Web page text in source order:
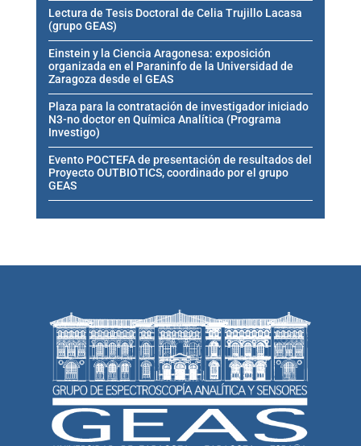
Lectura de Tesis Doctoral de Celia Trujillo Lacasa
(grupo GEAS)
Einstein y la Ciencia Aragonesa: exposición
organizada en el Paraninfo de la Universidad de
Zaragoza desde el GEAS
Plaza para la contratación de investigador iniciado
N3-no doctor en Química Analítica (Programa
Investigo)
Evento POCTEFA de presentación de resultados del
Proyecto OUTBIOTICS, coordinado por el grupo
GEAS